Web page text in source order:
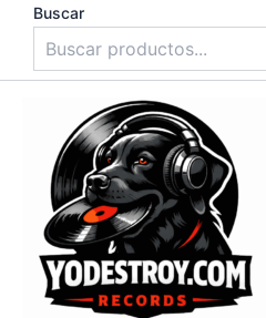
contenido
Buscar